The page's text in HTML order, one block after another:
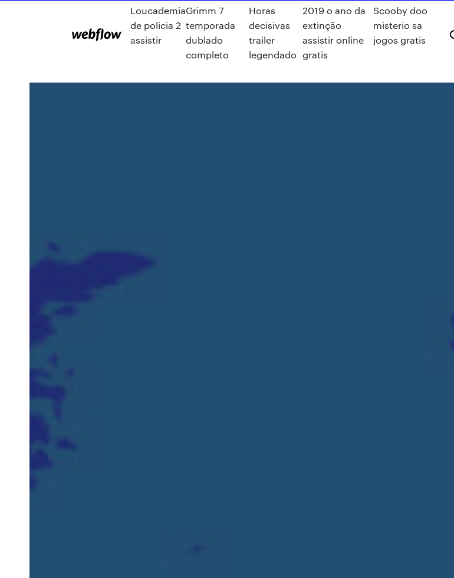
Loucademia
de policia 2
assistir
Grimm 7
temporada
dublado
completo
Horas
decisivas
trailer
legendado
2019 o ano da
extinção
assistir online
gratis
Scooby doo
misterio sa
jogos gratis